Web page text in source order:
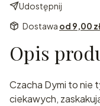
Udostępnij
Dostawa od 9,00
Opis
Czacha Dymi to nie
ciekawych,